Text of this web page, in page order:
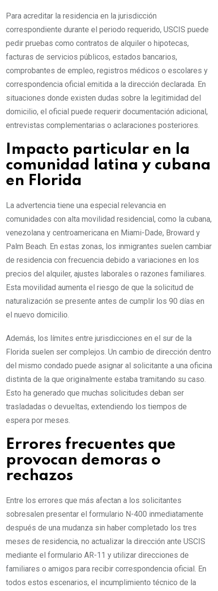
Para acreditar la residencia en la jurisdicción
correspondiente durante el periodo requerido, USCIS puede
pedir pruebas como contratos de alquiler o hipotecas,
facturas de servicios públicos, estados bancarios,
comprobantes de empleo, registros médicos o escolares y
correspondencia oficial emitida a la dirección declarada. En
situaciones donde existen dudas sobre la legitimidad del
domicilio, el oficial puede requerir documentación adicional,
entrevistas complementarias o aclaraciones posteriores.
Impacto particular en la
comunidad latina y cubana
en Florida
La advertencia tiene una especial relevancia en
comunidades con alta movilidad residencial, como la cubana,
venezolana y centroamericana en Miami-Dade, Broward y
Palm Beach. En estas zonas, los inmigrantes suelen cambiar
de residencia con frecuencia debido a variaciones en los
precios del alquiler, ajustes laborales o razones familiares.
Esta movilidad aumenta el riesgo de que la solicitud de
naturalización se presente antes de cumplir los 90 días en
el nuevo domicilio.
Además, los límites entre jurisdicciones en el sur de la
Florida suelen ser complejos. Un cambio de dirección dentro
del mismo condado puede asignar al solicitante a una oficina
distinta de la que originalmente estaba tramitando su caso.
Esto ha generado que muchas solicitudes deban ser
trasladadas o devueltas, extendiendo los tiempos de
espera por meses.
Errores frecuentes que
provocan demoras o
rechazos
Entre los errores que más afectan a los solicitantes
sobresalen presentar el formulario N-400 inmediatamente
después de una mudanza sin haber completado los tres
meses de residencia, no actualizar la dirección ante USCIS
mediante el formulario AR-11 y utilizar direcciones de
familiares o amigos para recibir correspondencia oficial. En
todos estos escenarios, el incumplimiento técnico de la